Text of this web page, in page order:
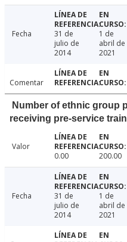
Fecha
31 de
julio de
2014
1 de
abril de
2021
Comentar
Number of ethnic group
receiving pre-service
Valor
0.00
200.00
Fecha
31 de
julio de
2014
1 de
abril de
2021